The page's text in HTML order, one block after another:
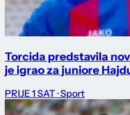
Torcida predstavila
je igrao za juniore
PRIJE 1 SAT · Sport